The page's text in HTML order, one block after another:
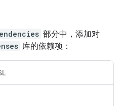
部分中，添加对
库的依赖项：